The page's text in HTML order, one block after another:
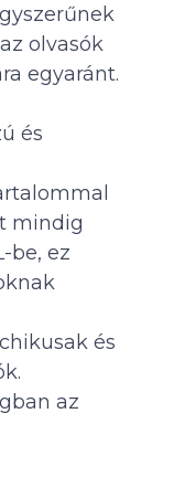
olvasók
egyaránt.
és
mindig
be, ez
és
az